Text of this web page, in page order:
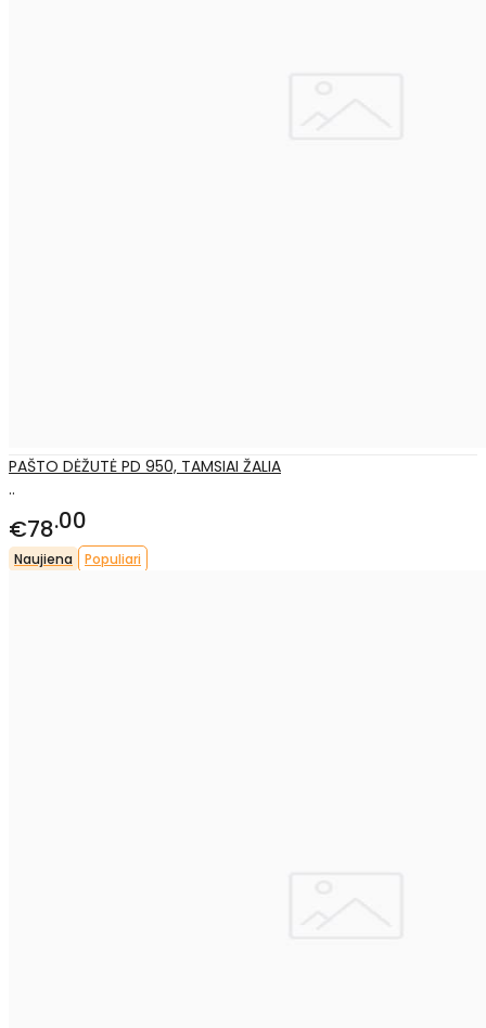
PAŠTO DĖŽUTĖ PD 950, TAMSIAI ŽALIA
..
€78 00
Naujiena Populiari